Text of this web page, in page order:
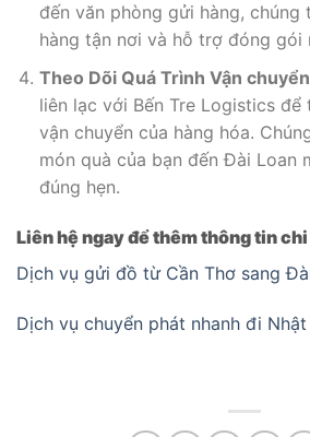
đến văn phòng gửi hàng, chúng
hàng tận nơi và hỗ trợ đóng gói
Theo Dõi Quá Trình Vận chuyển
liên lạc với Bến Tre Logistics
vận chuyển của hàng hóa.
món quà của bạn đến Đài Loan
đúng hẹn.
Liên hệ ngay để thêm thông tin
Dịch vụ gửi đồ từ Cần Thơ sang
Dịch vụ chuyển phát nhanh đi